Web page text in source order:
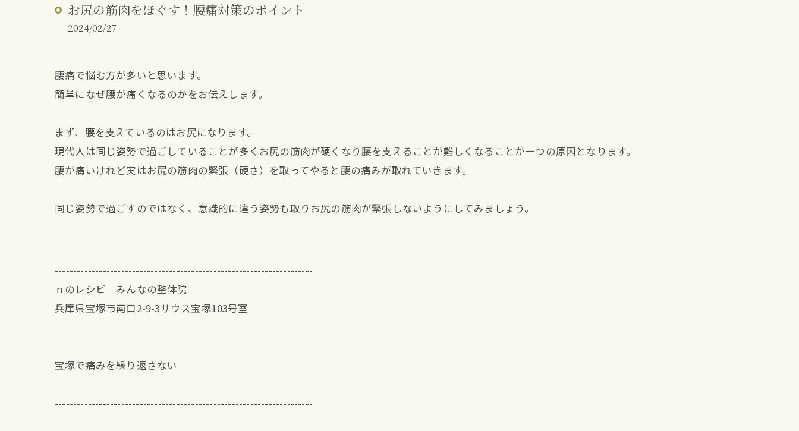
お尻の筋肉をほぐす！腰痛対策のポイント
2024/02/27
腰痛で悩む方が多いと思います。
簡単になぜ腰が痛くなるのかをお伝えします。
まず、腰を支えているのはお尻になります。
現代人は同じ姿勢で過ごしていることが多くお尻の筋肉が硬くなり腰を支えることが難しくなることが一つの原因となります。
腰が痛いけれど実はお尻の筋肉の緊張（硬さ）を取ってやると腰の痛みが取れていきます。
同じ姿勢で過ごすのではなく、意識的に違う姿勢も取りお尻の筋肉が緊張しないようにしてみましょう。
----------------------------------------------------------------------
ｎのレシピ みんなの整体院
兵庫県宝塚市南口2-9-3サウス宝塚103号室
宝塚で痛みを繰り返さない
----------------------------------------------------------------------